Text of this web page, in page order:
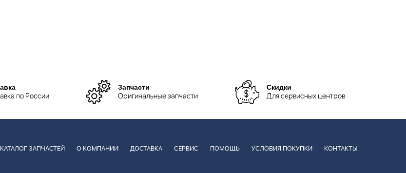
по России
Запчасти
Оригинальные запчасти
Скидки
Для сервисных центров
КАТАЛОГ ЗАПЧАСТЕЙ О КОМПАНИИ ДОСТАВКА СЕРВИС ПОМОЩЬ УСЛОВИЯ ПОКУПКИ КОНТАКТЫ